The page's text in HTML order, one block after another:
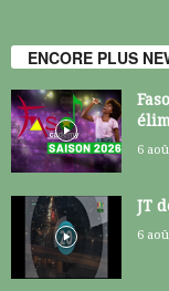
ENCORE PLUS
6
JT
6